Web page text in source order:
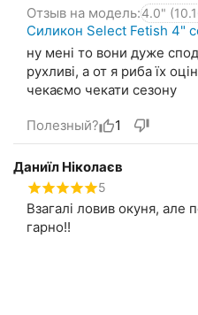
Отзыв на модель:4.0"
Силикон Select Fetish 4"
ну мені то вони дуже
рухливі, а от я риба їх
чекаємо чекати сезону
Полезный? 1
Даниїл Ніколаєв
5
Взагалі ловив окуня, але
гарно!!